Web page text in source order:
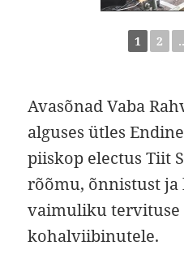
1 2
Avasõnad Vaba
alguses ütles
piiskop electus Tiit
rõõmu, õnnistust ja
vaimuliku tervituse
kohalviibinutele.